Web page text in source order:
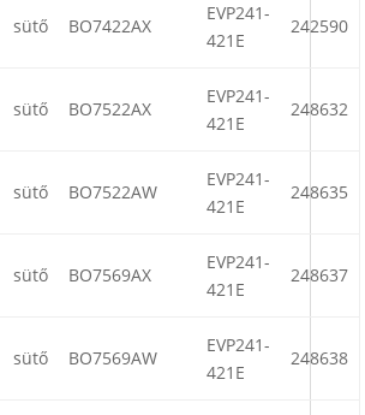
sütő BO7422AX
EVP241-
421E
242590
sütő BO7522AX
EVP241-
421E
248632
sütő BO7522AW
EVP241-
421E
248635
sütő BO7569AX
EVP241-
421E
248637
sütő BO7569AW
EVP241-
421E
248638